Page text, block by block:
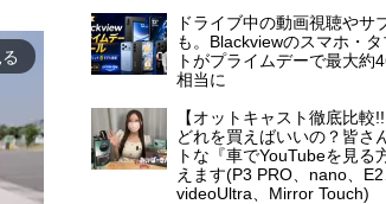
ドライブ中の動画視聴やサ
も。Blackviewのスマホ・タ
トがプライムデーで最大約
相当に
【オットキャスト徹底比較
どれを買えばいいの？皆さ
トな『車でYouTubeを見る
えます(P3 PRO、nano、
videoUltra、Mirror Touch)